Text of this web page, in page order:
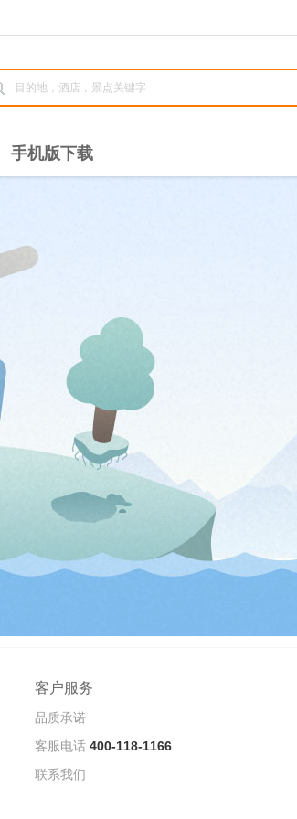
手机版下载
客户服务
品质承诺
客服电话 400-118-1166
联系我们